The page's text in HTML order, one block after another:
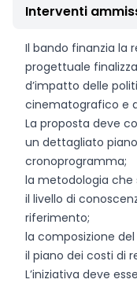
Interventi
Il bando finanzia la
progettuale
d’impatto delle
cinematografico e
La proposta deve
un dettagliato
cronoprogramma;
la metodologia che
il livello di
riferimento;
la composizione
il piano dei costi di
L’iniziativa deve